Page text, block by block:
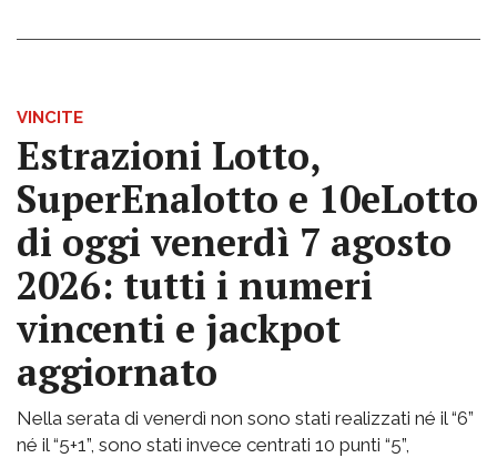
VINCITE
Estrazioni Lotto,
SuperEnalotto e 10eLotto
di oggi venerdì 7 agosto
2026: tutti i numeri
vincenti e jackpot
aggiornato
Nella serata di venerdì non sono stati realizzati né il “6”
né il “5+1”, sono stati invece centrati 10 punti “5”,